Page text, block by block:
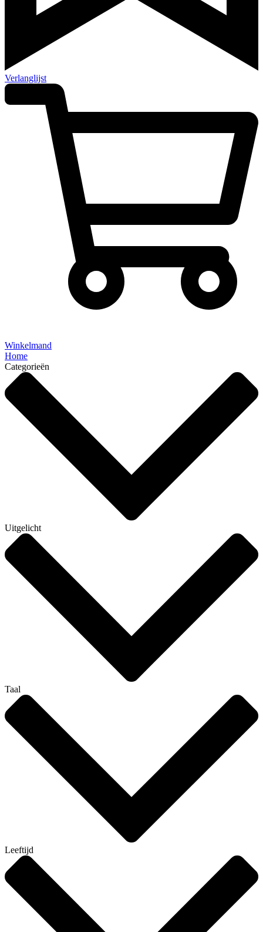
Verlanglijst
Winkelmand
Home
Categorieën
Uitgelicht
Taal
Leeftijd